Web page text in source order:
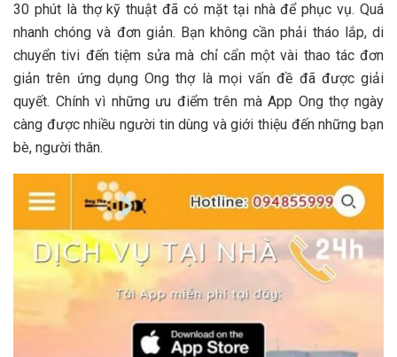
30 phút là thợ kỹ thuật đã có mặt tại nhà để phục vụ. Quá
nhanh chóng và đơn giản. Bạn không cần phải tháo lắp, di
chuyển tivi đến tiệm sửa mà chỉ cẩn một vài thao tác đơn
giản trên ứng dụng Ong thợ là mọi vấn đề đã được giải
quyết. Chính vì những ưu điểm trên mà App Ong thợ ngày
càng được nhiều người tin dùng và giới thiệu đến những bạn
bè, người thân.